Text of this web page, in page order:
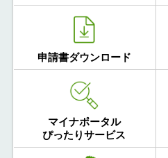
申請書ダウンロード
マイナポータル
ぴったりサービス